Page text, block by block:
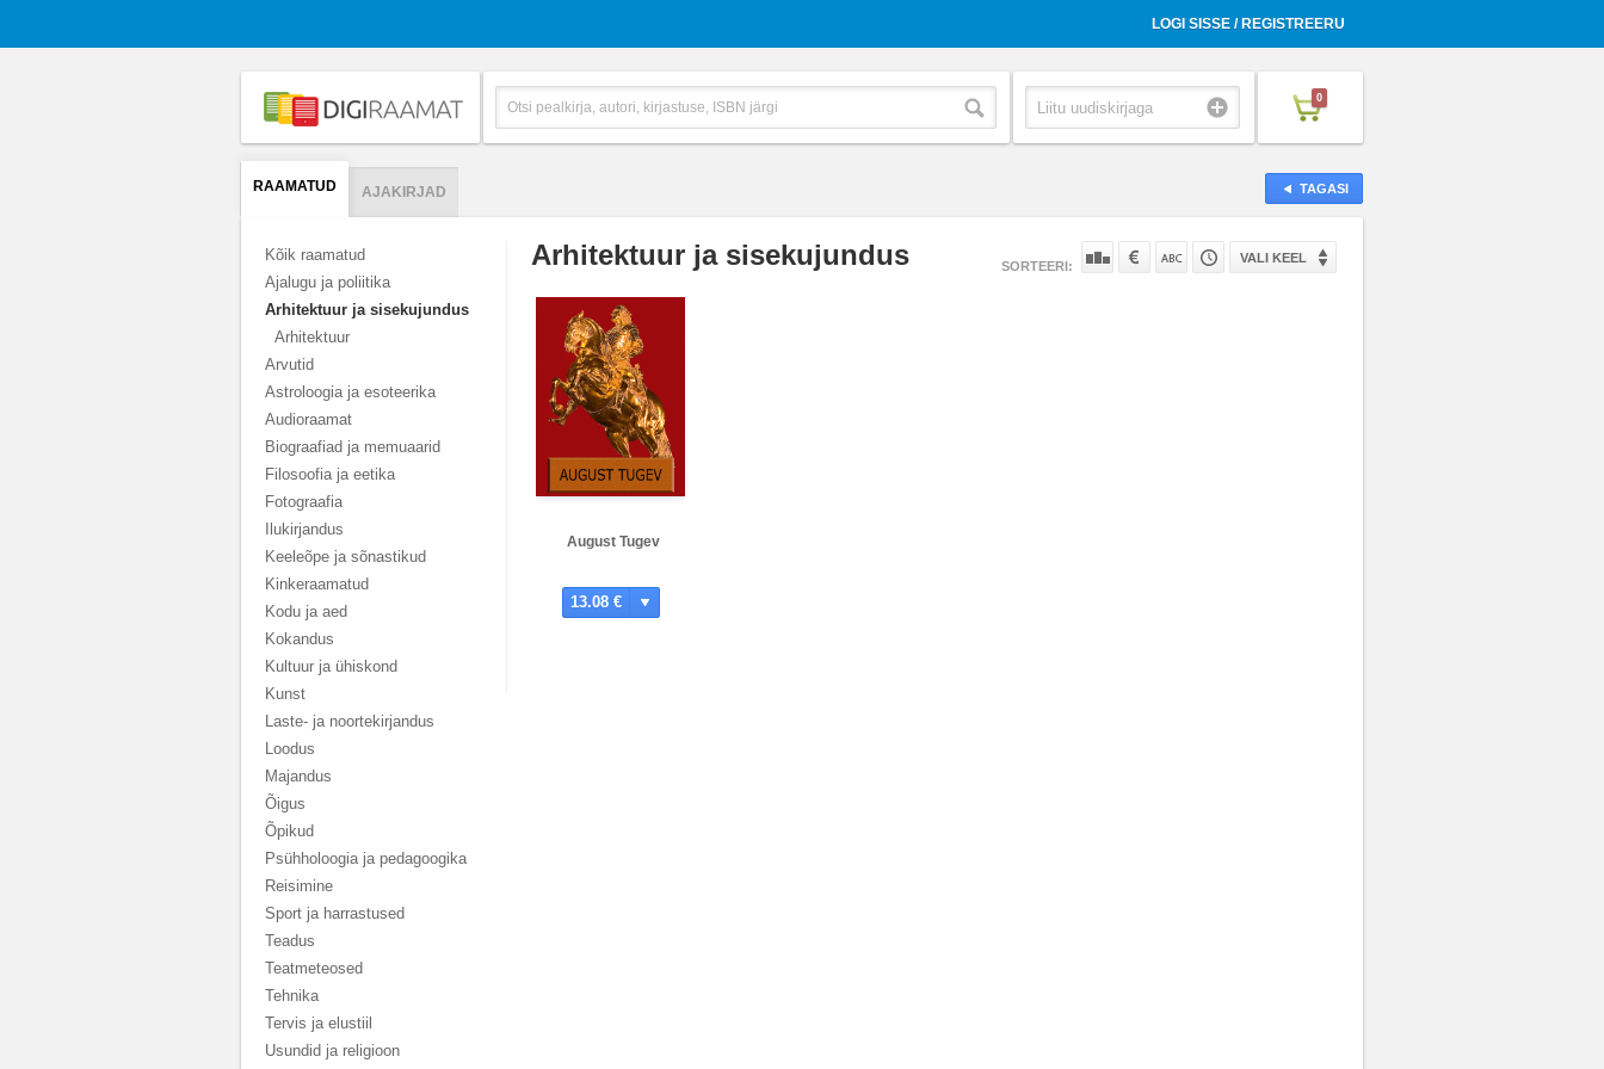
LOGI SISSE / REGISTREERU
0
TAGASI
RAAMATUD AJAKIRJAD
Kõik raamatud
Ajalugu ja poliitika
Arhitektuur ja sisekujundus
Arhitektuur
Arvutid
Astroloogia ja esoteerika
Audioraamat
Biograafiad ja memuaarid
Filosoofia ja eetika
Fotograafia
Ilukirjandus
Keeleõpe ja sõnastikud
Kinkeraamatud
Kodu ja aed
Kokandus
Kultuur ja ühiskond
Kunst
Laste- ja noortekirjandus
Loodus
Majandus
Õigus
Õpikud
Psühholoogia ja pedagoogika
Reisimine
Sport ja harrastused
Teadus
Teatmeteosed
Tehnika
Tervis ja elustiil
Usundid ja religioon
Arhitektuur ja sisekujundus SORTEERI:
VALI KEEL
August Tugev
13.08 €